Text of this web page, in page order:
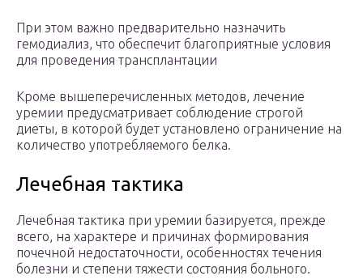
При этом важно предварительно назначить
гемодиализ, что обеспечит благоприятные условия
для проведения трансплантации
Кроме вышеперечисленных методов, лечение
уремии предусматривает соблюдение строгой
диеты, в которой будет установлено ограничение на
количество употребляемого белка.
Лечебная тактика
Лечебная тактика при уремии базируется, прежде
всего, на характере и причинах формирования
почечной недостаточности, особенностях течения
болезни и степени тяжести состояния больного.